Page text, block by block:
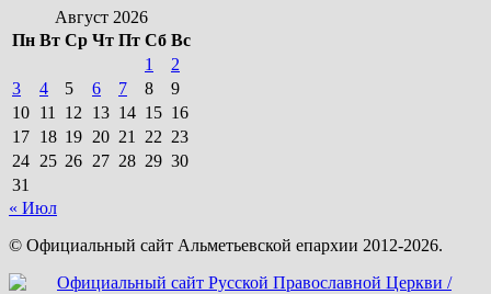
Август 2026
Пн Вт Ср Чт Пт Сб Вс
1
2
3
4 5 6 7 8
9
10 11 12 13 14 15 16
17 18 19 20 21 22 23
24 25 26 27 28 29 30
31
« Июл
© Официальный сайт Альметьевской епархии 2012-2026.